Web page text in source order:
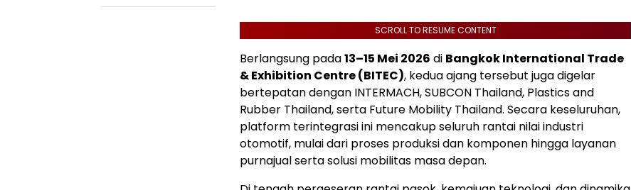
SCROLL TO RESUME CONTENT
Berlangsung pada13–15 Mei 2026 di Bangkok International Trade
& Exhibition Centre (BITEC), kedua ajang tersebut juga digelar
bertepatan dengan INTERMACH, SUBCON Thailand, Plastics and
Rubber Thailand, serta Future Mobility Thailand. Secara keseluruhan,
platform terintegrasi ini mencakup seluruh rantai nilai industri
otomotif, mulai dari proses produksi dan komponen hingga layanan
purnajual serta solusi mobilitas masa depan.